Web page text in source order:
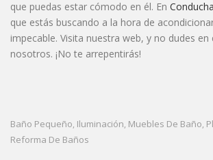
que puedas estar cómodo en él. En Conducha
que estás buscando a la hora de
impecable. Visita nuestra web, y no dudes
nosotros. ¡No te arrepentirás!
Baño Pequeño, Iluminación, Muebles De Baño,
Reforma De Baños